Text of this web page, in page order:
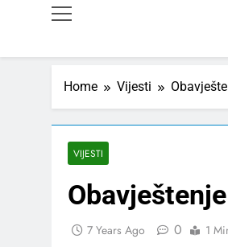
Home Vijesti
VIJESTI
7 Years Ago 0 1